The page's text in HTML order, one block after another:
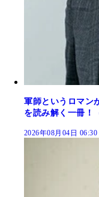
軍師というロマン
を読み解く一冊！
2026年08月04日 06:30